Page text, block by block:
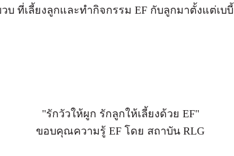
ที่เลี้ยงลูกและทำกิจกรรม EF กับลูกมาตั้งแต่เบบี้
"รักวัวให้ผูก รักลูกให้เลี้ยงด้วย EF"
ขอบคุณความรู้ EF โดย สถาบัน RLG